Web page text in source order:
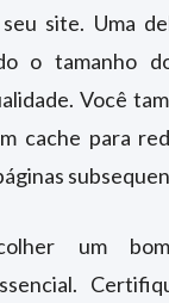
site. Uma
o tamanho
Você
cache para
um